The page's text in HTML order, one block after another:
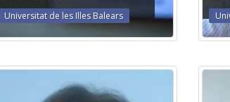
Universitat de les Illes Balears